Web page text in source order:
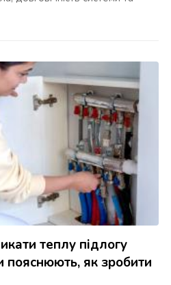
теплу підлогу
пояснюють, як зробити